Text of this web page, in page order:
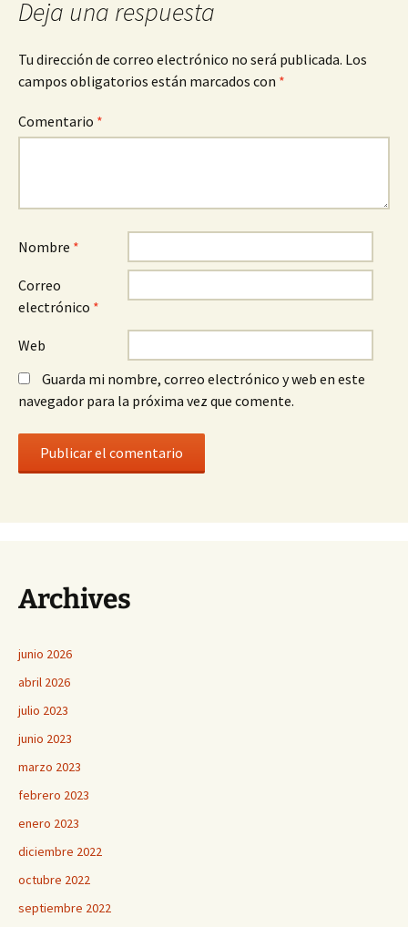
entradas
Deja una respuesta
Tu dirección de correo electrónico no será publicada. Los
campos obligatorios están marcados con *
Comentario *
Nombre *
Correo
electrónico *
Web
Guarda mi nombre, correo electrónico y web en este
navegador para la próxima vez que comente.
Archives
junio 2026
abril 2026
julio 2023
junio 2023
marzo 2023
febrero 2023
enero 2023
diciembre 2022
octubre 2022
septiembre 2022